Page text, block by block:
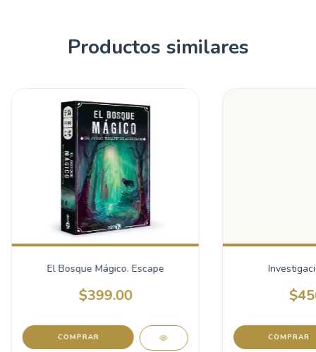
Productos similares
El Bosque Mágico. Escape
$399.00